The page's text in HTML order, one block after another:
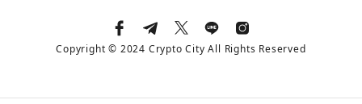
Copyright © 2024 Crypto City All Rights Reserved